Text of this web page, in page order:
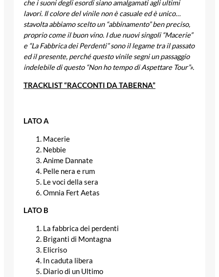
che i suoni degli esordi siano amalgamati agli ultimi
lavori. Il colore del vinile non è casuale ed è unico…
stavolta abbiamo scelto un “abbinamento” ben preciso,
proprio come il buon vino. I due nuovi singoli “Macerie”
e “La Fabbrica dei Perdenti” sono il legame tra il passato
ed il presente, perché questo vinile segni un passaggio
indelebile di questo “Non ho tempo di Aspettare Tour”».
TRACKLIST “RACCONTI DA TABERNA”
LATO A
Macerie
Nebbie
Anime Dannate
Pelle nera e rum
Le voci della sera
Omnia Fert Aetas
LATO B
La fabbrica dei perdenti
Briganti di Montagna
Elicriso
In caduta libera
Diario di un Ultimo